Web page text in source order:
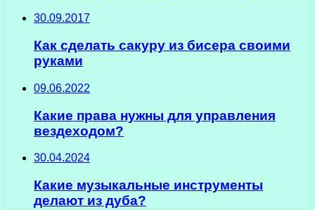
30.09.2017
Как сделать сакуру из бисера своими
руками
09.06.2022
Какие права нужны для управления
вездеходом?
30.04.2024
Какие музыкальные инструменты
делают из дуба?